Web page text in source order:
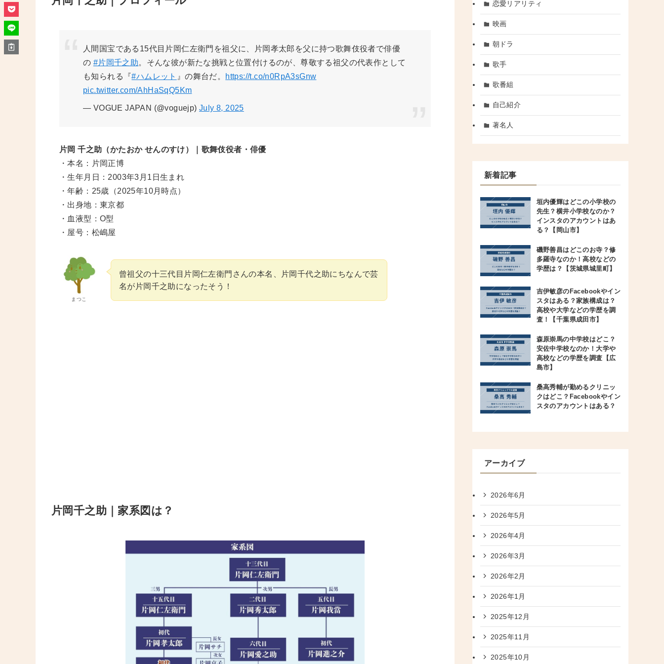
人間国宝である15代目片岡仁左衛門を祖父に、片岡孝太郎を父に持つ歌舞伎役者で俳優
の #片岡千之助。そんな彼が新たな挑戦と位置付けるのが、尊敬する祖父の代表作として
も知られる『#ハムレット 』の舞台だ。
https://t.co/n0RpA3sGnw
pic.twitter.com/AhHaSqQ5Km
— VOGUE JAPAN (@voguejp) July 8, 2025
片岡 千之助（かたおか せんのすけ）｜歌舞伎役者・俳優
・本名：片岡正博
・生年月日：2003年3月1日生まれ
・年齢：25歳（2025年10月時点）
・出身地：東京都
・血液型：O型
・屋号：松嶋屋
まつこ
曾祖父の十三代目片岡仁左衛門さんの本名、片岡千代之助にちなんで芸
名が片岡千之助になったそう！
片岡千之助｜家系図は？
恋愛リアリティ
映画
朝ドラ
歌手
歌番組
自己紹介
著名人
新着記事
垣内優輝はどこの小学校の
先生？横井小学校なのか？
インスタのアカウントはあ
る？【岡山市】
磯野善昌はどこのお寺？修
多羅寺なのか！高校などの
学歴は？【茨城県城里町】
吉伊敏彦のFacebookやイン
スタはある？家族構成は？
高校や大学などの学歴を調
査！【千葉県成田市】
森原崇馬の中学校はどこ？
安佐中学校なのか！大学や
高校などの学歴を調査【広
島市】
桑高秀輔が勤めるクリニッ
クはどこ？Facebookやイン
スタのアカウントはある？
アーカイブ
2026年6月
2026年5月
2026年4月
2026年3月
2026年2月
2026年1月
2025年12月
2025年11月
2025年10月